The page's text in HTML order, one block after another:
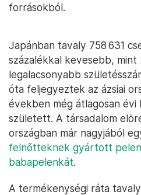
forrásokból.
Japánban tavaly 758 631
százalékkal kevesebb,
legalacsonyabb
óta feljegyeztek az ázsiai
években még átlagosan évi
született. A társadalom
országban már nagyjából
felnőtteknek gyártott
babapelenkát.
A termékenységi ráta